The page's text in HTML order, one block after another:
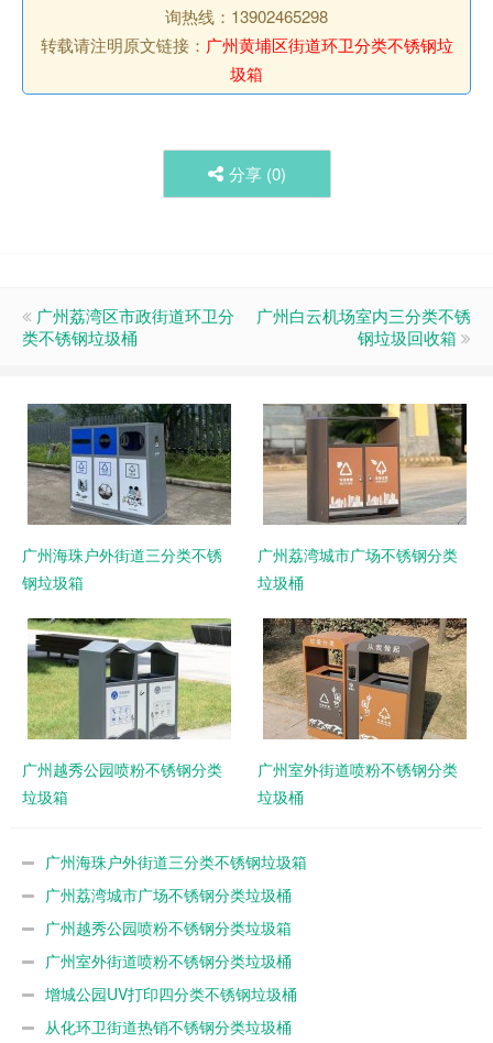
询热线：13902465298
转载请注明原文链接： 广州黄埔区街道环卫分类不锈钢垃
圾箱
分享 (0)
广州荔湾区市政街道环卫分
类不锈钢垃圾桶
广州白云机场室内三分类不锈
钢垃圾回收箱
广州海珠户外街道三分类不锈
钢垃圾箱
广州荔湾城市广场不锈钢分类
垃圾桶
广州越秀公园喷粉不锈钢分类
垃圾箱
广州室外街道喷粉不锈钢分类
垃圾桶
广州海珠户外街道三分类不锈钢垃圾箱
广州荔湾城市广场不锈钢分类垃圾桶
广州越秀公园喷粉不锈钢分类垃圾箱
广州室外街道喷粉不锈钢分类垃圾桶
增城公园UV打印四分类不锈钢垃圾桶
从化环卫街道热销不锈钢分类垃圾桶